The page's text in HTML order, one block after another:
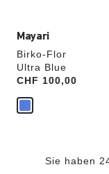
Mayari
Birko-Flor
Ultra Blue
Price:
CHF 100,00
Sie haben